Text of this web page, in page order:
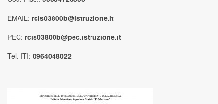
EMAIL: rcis03800b@istruzione.it
PEC: rcis03800b@pec.istruzione.it
Tel. ITI: 0964048022
————————————————————